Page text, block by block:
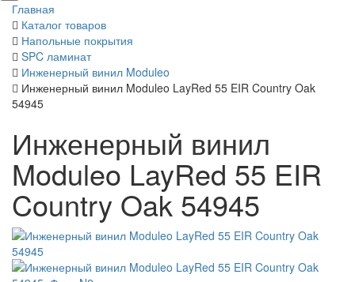
Главная
Каталог товаров
Напольные покрытия
SPC ламинат
Инженерный винил Moduleo
Инженерный винил Moduleo LayRed 55 EIR Country Oak
54945
Инженерный винил
Moduleo LayRed 55 EIR
Country Oak 54945